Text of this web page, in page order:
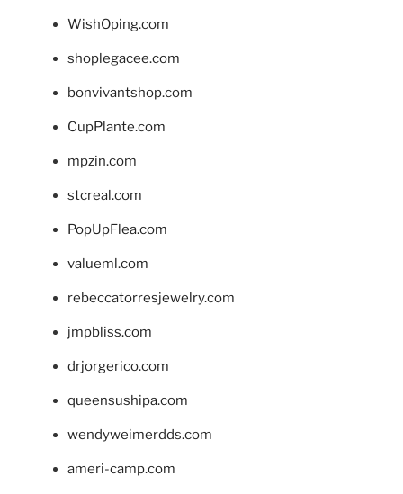
WishOping.com
shoplegacee.com
bonvivantshop.com
CupPlante.com
mpzin.com
stcreal.com
PopUpFlea.com
valueml.com
rebeccatorresjewelry.com
jmpbliss.com
drjorgerico.com
queensushipa.com
wendyweimerdds.com
ameri-camp.com